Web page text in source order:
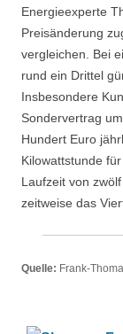
Energieexperte
Preisänderung
vergleichen. Bei
rund ein Drittel
Insbesondere
Sondervertrag
Hundert Euro
Kilowattstunde
Laufzeit von
zeitweise das
Quelle: Frank-